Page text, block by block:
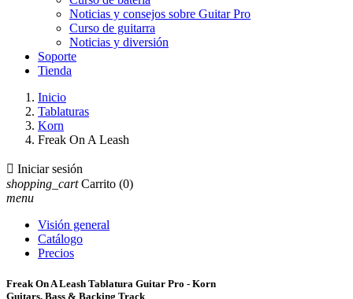
Noticias y consejos sobre Guitar Pro
Curso de guitarra
Noticias y diversión
Soporte
Tienda
Inicio
Tablaturas
Korn
Freak On A Leash
 Iniciar sesión
shopping_cart Carrito (0)
menu
Visión general
Catálogo
Precios
Freak On A Leash Tablatura Guitar Pro - Korn
Guitars, Bass & Backing Track